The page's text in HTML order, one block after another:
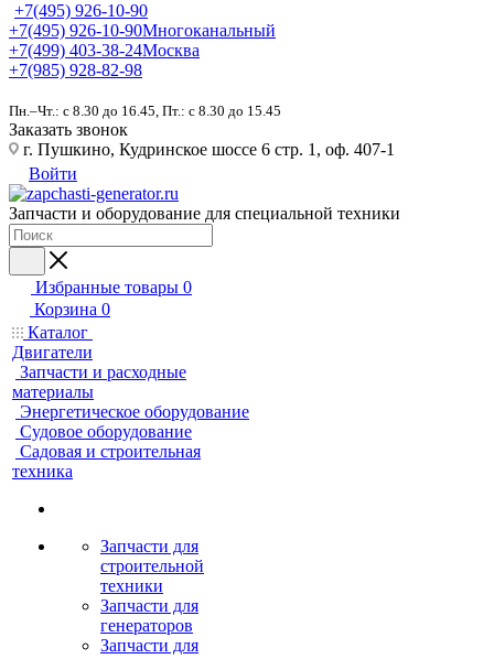
+7(495) 926-10-90
+7(495) 926-10-90Многоканальный
+7(499) 403-38-24Москва
+7(985) 928-82-98
Пн.–Чт.: с 8.30 до 16.45, Пт.: с 8.30 до 15.45
Заказать звонок
г. Пушкино, Кудринское шоссе 6 стр. 1, оф. 407-1
Войти
Запчасти и оборудование для специальной техники
Избранные товары 0
Корзина 0
Каталог
Двигатели
Запчасти и расходные
материалы
Энергетическое оборудование
Судовое оборудование
Садовая и строительная
техника
Запчасти для
строительной
техники
Запчасти для
генераторов
Запчасти для